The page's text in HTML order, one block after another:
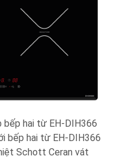
bếp hai từ EH-DIH366
bếp hai từ EH-DIH366
Schott Ceran vát